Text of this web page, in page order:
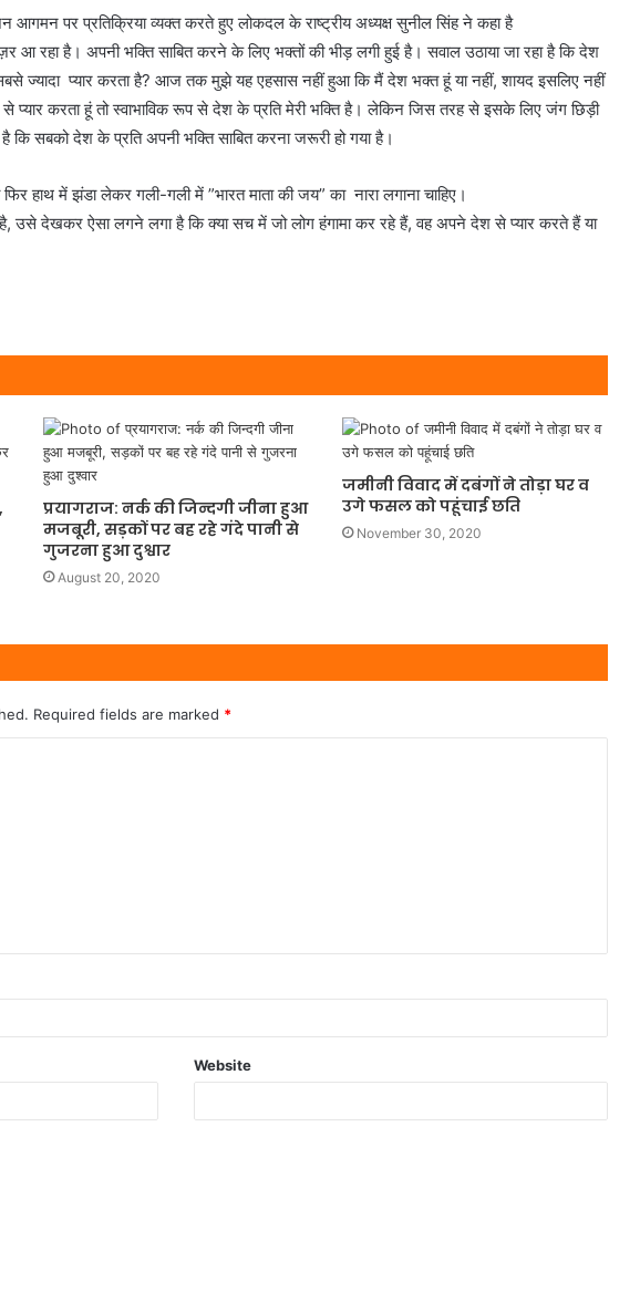
आगमन पर प्रतिक्रिया व्यक्त करते हुए लोकदल के राष्ट्रीय अध्यक्ष सुनील सिंह ने कहा है
आ रहा है। अपनी भक्ति साबित करने के लिए भक्तों की भीड़ लगी हुई है। सवाल उठाया जा रहा है कि देश
प्यार करता है? आज तक मुझे यह एहसास नहीं हुआ कि मैं देश भक्त हूं या नहीं, शायद इसलिए नहीं
करता हूं तो स्वाभाविक रूप से देश के प्रति मेरी भक्ति है। लेकिन जिस तरह से इसके लिए जंग छिड़ी
सबको देश के प्रति अपनी भक्ति साबित करना जरूरी हो गया है।
हाथ में झंडा लेकर गली-गली में ”भारत माता की जय” का नारा लगाना चाहिए।
है, उसे देखकर ऐसा लगने लगा है कि क्या सच में जो लोग हंगामा कर रहे हैं, वह अपने देश से प्यार करते हैं या
प्रयागराज: नर्क की जिन्दगी जीना हुआ
मजबूरी, सड़कों पर बह रहे गंदे पानी से
गुजरना हुआ दुश्वार
August 20, 2020
जमीनी विवाद में दबंगों ने तोड़ा घर व
उगे फसल को पहूंचाई छति
November 30, 2020
Required fields are marked *
Website